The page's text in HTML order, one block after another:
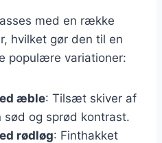
med en række
hvilket gør den til en
populære variationer:
æble: Tilsæt skiver af
og sprød kontrast.
rødløg: Finthakket